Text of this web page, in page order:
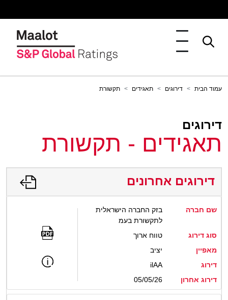
עמוד הבית דירוגים תאגידים תקשורת
דירוגים
תאגידים - תקשורת
דירוגים אחרונים
שם חברה
בזק החברה הישראלית
לתקשורת בעמ
סוג דירוג
טווח ארוך
מאפיין
יציב
דירוג
ilAA
דירוג אחרון
05/05/26